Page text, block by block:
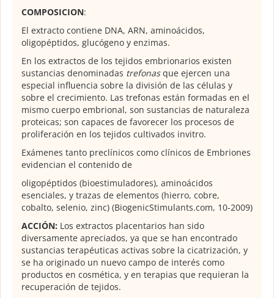
COMPOSICION:
El extracto contiene DNA, ARN, aminoácidos,
oligopéptidos, glucógeno y enzimas.
En los extractos de los tejidos embrionarios existen
sustancias denominadas trefonasque ejercen una
especial influencia sobre la división de las células y
sobre el crecimiento. Las trefonas están formadas en el
mismo cuerpo embrional, son sustancias de naturaleza
proteicas; son capaces de favorecer los procesos de
proliferación en los tejidos cultivados invitro.
Exámenes tanto preclínicos como clínicos de Embriones
evidencian el contenido de
oligopéptidos (bioestimuladores), aminoácidos
esenciales, y trazas de elementos (hierro, cobre,
cobalto, selenio, zinc) (BiogenicStimulants.com, 10-2009)
ACCIÓN: Los extractos placentarios han sido
diversamente apreciados, ya que se han encontrado
sustancias terapéuticas activas sobre la cicatrización, y
se ha originado un nuevo campo de interés como
productos en cosmética, y en terapias que requieran la
recuperación de tejidos.